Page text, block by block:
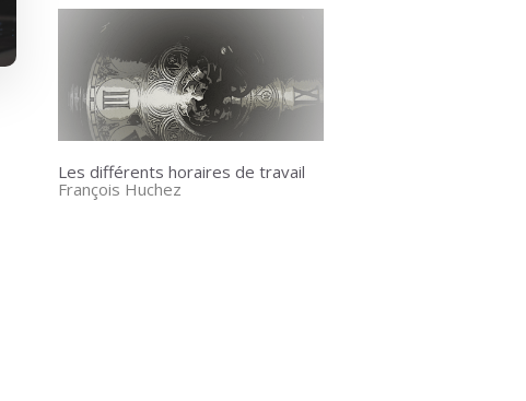
Les différents horaires de travail
François Huchez